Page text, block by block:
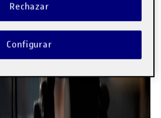
Rechazar
Configurar